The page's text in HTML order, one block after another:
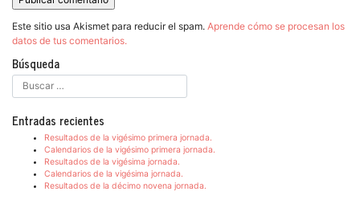
Este sitio usa Akismet para reducir el spam. Aprende cómo se procesan los
datos de tus comentarios.
Búsqueda
Entradas recientes
Resultados de la vigésimo primera jornada.
Calendarios de la vigésimo primera jornada.
Resultados de la vigésima jornada.
Calendarios de la vigésima jornada.
Resultados de la décimo novena jornada.